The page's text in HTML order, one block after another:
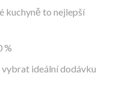
kuchyně to nejlepší
%
ideální dodávku